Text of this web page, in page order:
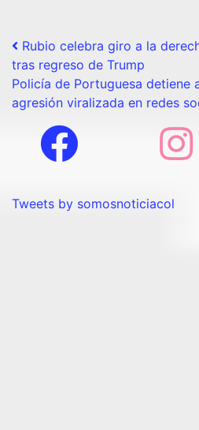
Post
Rubio celebra giro a la
tras regreso de Trump
Policía de Portuguesa detiene
agresión viralizada en redes
Tweets by somosnoticiacol